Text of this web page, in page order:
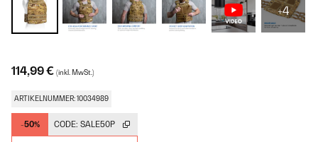
+4
114,99 € (inkl. MwSt.)
ARTIKELNUMMER: 10034989
-50% CODE: SALE50P